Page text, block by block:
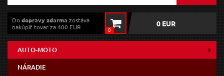
Dodopravy zdarma zostáva
nakúpiť tovar za 400 EUR
0
0 EUR
AUTO-MOTO
NÁRADIE